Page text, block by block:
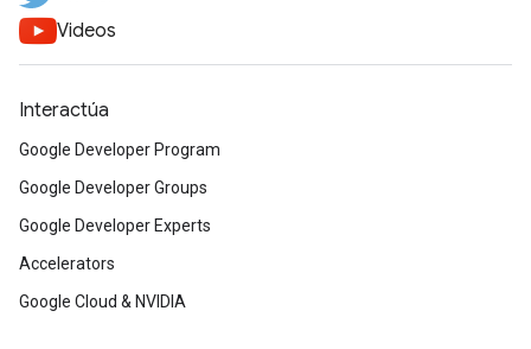
Videos
Interactúa
Google Developer Program
Google Developer Groups
Google Developer Experts
Accelerators
Google Cloud & NVIDIA